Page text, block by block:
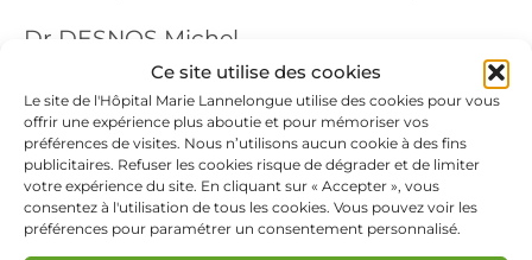
Ce site utilise des cookies
Le site de l'Hôpital Marie Lannelongue utilise des cookies pour vous
offrir une expérience plus aboutie et pour mémoriser vos
préférences de visites. Nous n’utilisons aucun cookie à des fins
publicitaires. Refuser les cookies risque de dégrader et de limiter
votre expérience du site. En cliquant sur « Accepter », vous
consentez à l'utilisation de tous les cookies. Vous pouvez voir les
préférences pour paramétrer un consentement personnalisé.
Rechercher
Dr DESNOS Michel